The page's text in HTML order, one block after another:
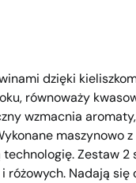
dzięki
równoważy
wzmacnia
maszynowo z
Zestaw
różowych. Nadają